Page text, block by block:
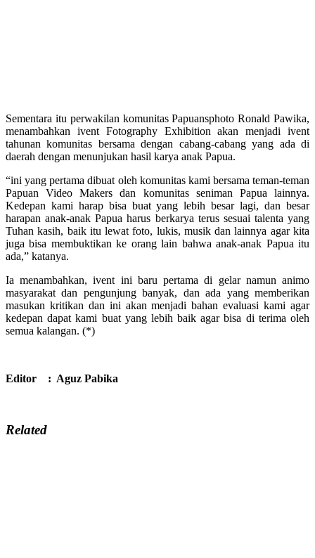
Sementara itu perwakilan komunitas Papuansphoto Ronald Pawika,
menambahkan ivent Fotography Exhibition akan menjadi ivent
tahunan komunitas bersama dengan cabang-cabang yang ada di
daerah dengan menunjukan hasil karya anak Papua.
“ini yang pertama dibuat oleh komunitas kami bersama teman-teman
Papuan Video Makers dan komunitas seniman Papua lainnya.
Kedepan kami harap bisa buat yang lebih besar lagi, dan besar
harapan anak-anak Papua harus berkarya terus sesuai talenta yang
Tuhan kasih, baik itu lewat foto, lukis, musik dan lainnya agar kita
juga bisa membuktikan ke orang lain bahwa anak-anak Papua itu
ada,” katanya.
Ia menambahkan, ivent ini baru pertama di gelar namun animo
masyarakat dan pengunjung banyak, dan ada yang memberikan
masukan kritikan dan ini akan menjadi bahan evaluasi kami agar
kedepan dapat kami buat yang lebih baik agar bisa di terima oleh
semua kalangan. (*)
Editor : Aguz Pabika
Related